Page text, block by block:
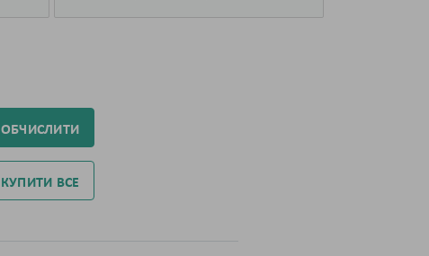
ОБЧИСЛИТИ
КУПИТИ ВСЕ